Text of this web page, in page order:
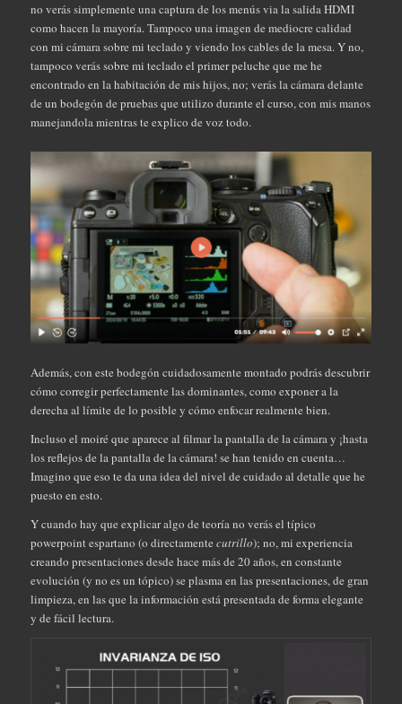
no verás simplemente una captura de los menús via la salida HDMI
como hacen la mayoría. Tampoco una imagen de mediocre calidad
con mi cámara sobre mi teclado y viendo los cables de la mesa. Y no,
tampoco verás sobre mi teclado el primer peluche que me he
encontrado en la habitación de mis hijos, no; verás la cámara delante
de un bodegón de pruebas que utilizo durante el curso, con mis manos
manejandola mientras te explico de voz todo.
Además, con este bodegón cuidadosamente montado podrás descubrir
cómo corregir perfectamente las dominantes, como exponer a la
derecha al límite de lo posible y cómo enfocar realmente bien.
Incluso el moiré que aparece al filmar la pantalla de la cámara y ¡hasta
los reflejos de la pantalla de la cámara! se han tenido en cuenta…
Imagino que eso te da una idea del nivel de cuidado al detalle que he
puesto en esto.
Y cuando hay que explicar algo de teoría no verás el típico
powerpoint espartano (o directamente cutrillo); no, mi experiencia
creando presentaciones desde hace más de 20 años, en constante
evolución (y no es un tópico) se plasma en las presentaciones, de gran
limpieza, en las que la información está presentada de forma elegante
y de fácil lectura.